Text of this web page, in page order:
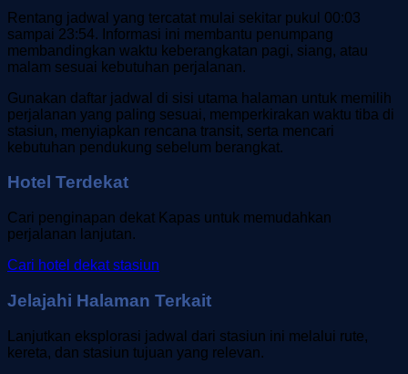
Rentang jadwal yang tercatat mulai sekitar pukul 00:03
sampai 23:54. Informasi ini membantu penumpang
membandingkan waktu keberangkatan pagi, siang, atau
malam sesuai kebutuhan perjalanan.
Gunakan daftar jadwal di sisi utama halaman untuk memilih
perjalanan yang paling sesuai, memperkirakan waktu tiba di
stasiun, menyiapkan rencana transit, serta mencari
kebutuhan pendukung sebelum berangkat.
Hotel Terdekat
Cari penginapan dekat Kapas untuk memudahkan
perjalanan lanjutan.
Cari hotel dekat stasiun
Jelajahi Halaman Terkait
Lanjutkan eksplorasi jadwal dari stasiun ini melalui rute,
kereta, dan stasiun tujuan yang relevan.